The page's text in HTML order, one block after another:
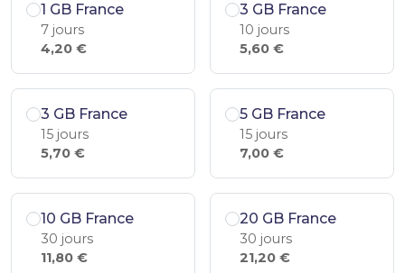
1 GB France
7 jours
4,20 €
3 GB France
10 jours
5,60 €
3 GB France
15 jours
5,70 €
5 GB France
15 jours
7,00 €
10 GB France
30 jours
11,80 €
20 GB France
30 jours
21,20 €